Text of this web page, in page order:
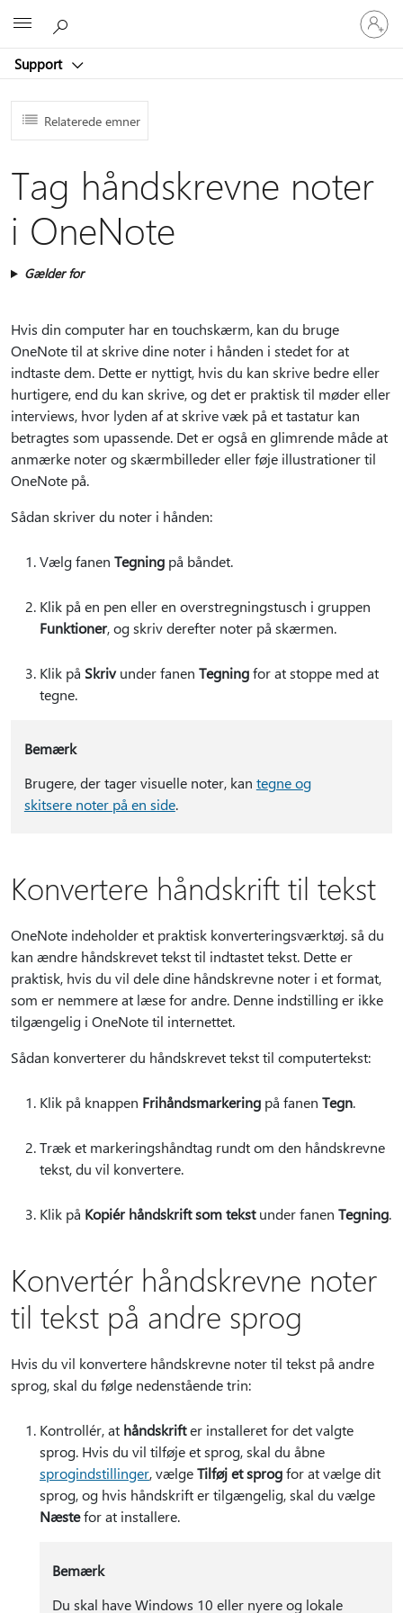
Support
Log
på
din
Relaterede emner
Tag håndskrevne noter
i OneNote
Gælder for
Hvis din computer har en touchskærm, kan du bruge
OneNote til at skrive dine noter i hånden i stedet for at
indtaste dem. Dette er nyttigt, hvis du kan skrive bedre eller
hurtigere, end du kan skrive, og det er praktisk til møder eller
interviews, hvor lyden af at skrive væk på et tastatur kan
betragtes som upassende. Det er også en glimrende måde at
anmærke noter og skærmbilleder eller føje illustrationer til
OneNote på.
Sådan skriver du noter i hånden:
Vælg fanen Tegning på båndet.
Klik på en pen eller en overstregningstusch i gruppen
Funktioner, og skriv derefter noter på skærmen.
Klik på Skrivunder fanen Tegningfor at stoppe med at
tegne.
Bemærk
Brugere, der tager visuelle noter, kan tegne og
skitsere noter på en side.
Konvertere håndskrift til tekst
OneNote indeholder et praktisk konverteringsværktøj. så du
kan ændre håndskrevet tekst til indtastet tekst. Dette er
praktisk, hvis du vil dele dine håndskrevne noter i et format,
som er nemmere at læse for andre. Denne indstilling er ikke
tilgængelig i OneNote til internettet.
Sådan konverterer du håndskrevet tekst til computertekst:
Klik på knappen Frihåndsmarkering på fanen Tegn.
Træk et markeringshåndtag rundt om den håndskrevne
tekst, du vil konvertere.
Klik på Kopiér håndskrift som tekstunder fanen Tegning.
Konvertér håndskrevne noter
til tekst på andre sprog
Hvis du vil konvertere håndskrevne noter til tekst på andre
sprog, skal du følge nedenstående trin:
Kontrollér, at håndskrifter installeret for det valgte
sprog. Hvis du vil tilføje et sprog, skal du åbne
sprogindstillinger, vælgeTilføj et sprogfor at vælge dit
sprog, og hvis håndskrift er tilgængelig, skal du vælge
Næstefor at installere.
Bemærk
Du skal have Windows 10 eller nyere og lokale